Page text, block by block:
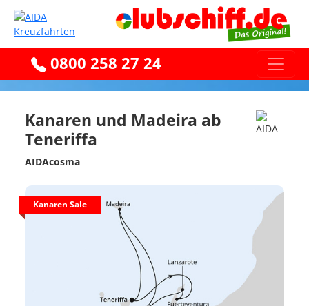
0800 258 27 24
Kanaren und Madeira ab
Teneriffa
AIDAcosma
Kanaren Sale